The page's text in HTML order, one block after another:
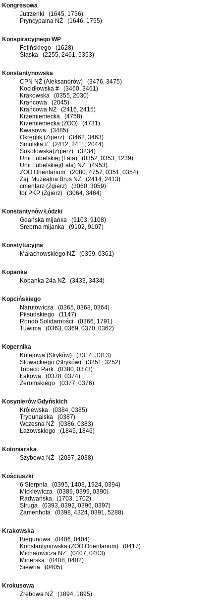
Kongresowa
Jutrzenki (1645, 1756)
Pryncypalna NŻ (1646, 1755)
Konspiracyjnego WP
Felińskiego (1628)
Śląska (2255, 2461, 5353)
Konstantynowska
CPN NŻ (Aleksandrów) (3476, 3475)
Kocidłowska # (3460, 3461)
Krakowska (0355, 2030)
Krańcowa (2045)
Krańcowa NŻ (2416, 2415)
Krzemieniecka (4758)
Krzemieniecka (ZOO) (4731)
Kwasowa (3485)
Okręglik (Zgierz) (3462, 3463)
Smulska # (2412, 2411, 2044)
Sokołowska(Zgierz) (3234)
Unii Lubelskiej (Fala) (0352, 0353, 1239)
Unii Lubelskiej(Fala) NŻ (4953)
ZOO Orientarium (2080, 4757, 0351, 0354)
Zaj. Muzealna Brus NŻ (2414, 2413)
cmentarz (Zgierz) (3060, 3059)
tor PKP (Zgierz) (3064, 3464)
Konstantynów Łódzki
Gdańska mijanka (9103, 9108)
Srebrna mijanka (9102, 9107)
Konstytucyjna
Małachowskiego NŻ (0359, 0361)
Kopanka
Kopanka 24a NŻ (3433, 3434)
Kopcińskiego
Narutowicza (0365, 0368, 0364)
Piłsudskiego (1147)
Rondo Solidarności (0366, 1791)
Tuwima (0363, 0369, 0370, 0362)
Kopernika
Kolejowa (Stryków) (3314, 3313)
Słowackiego (Stryków) (3251, 3252)
Tobaco Park (0380, 0373)
Łąkowa (0378, 0374)
Żeromskiego (0377, 0376)
Kosynierów Gdyńskich
Królewska (0384, 0385)
Trybunalska (0387)
Wczesna NŻ (0386, 0383)
Łazowskiego (1845, 1846)
Kotoniarska
Szybowa NŻ (2037, 2038)
Kościuszki
6 Sierpnia (0395, 1403, 1924, 0394)
Mickiewicza (0389, 0399, 0390)
Radwańska (1703, 1702)
Struga (0393, 0392, 0396, 0397)
Zamenhofa (0398, 4324, 0391, 5288)
Krakowska
Biegunowa (0406, 0404)
Konstantynowska (ZOO Orientarium) (0417)
Michałowicza NŻ (0407, 0403)
Minerska (0408, 0402)
Siewna (0405)
Krokusowa
Zrębowa NŻ (1894, 1895)